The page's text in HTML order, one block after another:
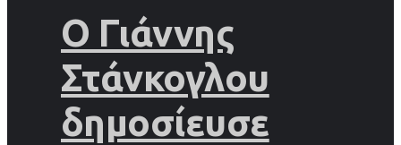
Ο Γιάννης
Στάνκογλου
δημοσίευσε